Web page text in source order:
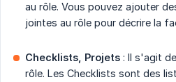
au rôle. Vous pouvez ajouter
jointes au rôle pour décrire la
Checklists, Projets : Il s'agit
rôle. Les Checklists sont des